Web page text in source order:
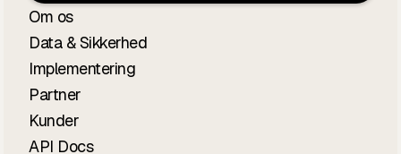
Om os
Data & Sikkerhed
Implementering
Partner
Kunder
API Docs